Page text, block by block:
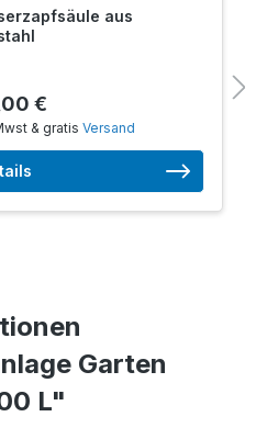
aus
€
& gratis Versand
Garten
L"